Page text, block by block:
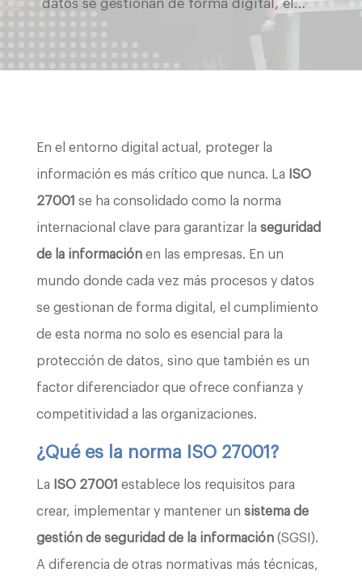
datos se gestionan de forma digital, el…
En el entorno digital actual, proteger la
información es más crítico que nunca. La ISO
27001 se ha consolidado como la norma
internacional clave para garantizar la seguridad
de la informaciónen las empresas. En un
mundo donde cada vez más procesos y datos
se gestionan de forma digital, el cumplimiento
de esta norma no solo es esencial para la
protección de datos, sino que también es un
factor diferenciador que ofrece confianza y
competitividad a las organizaciones.
¿Qué es la norma ISO 27001?
La ISO 27001 establece los requisitos para
crear, implementar y mantener un sistema de
gestión de seguridad de la información(SGSI).
A diferencia de otras normativas más técnicas,